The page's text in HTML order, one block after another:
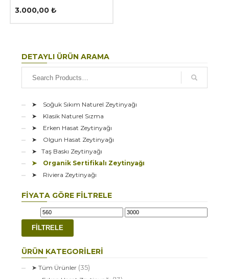
3.000,00₺
DETAYLI ÜRÜN ARAMA
➤ Soğuk Sıkım Naturel Zeytinyağı
➤ Klasik Naturel Sızma
➤ Erken Hasat Zeytinyağı
➤ Olgun Hasat Zeytinyağı
➤ Taş Baskı Zeytinyağı
➤ Organik Sertifikalı Zeytinyağı
➤ Riviera Zeytinyağı
FIYATA GÖRE FILTRELE
En
düşük
fiyat
En
FILTRELE
ÜRÜN KATEGORILERI
➤ Tüm Ürünler (35)